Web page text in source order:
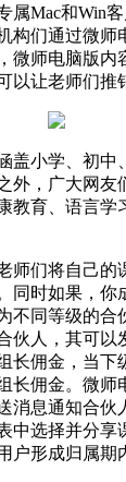
属Mac和Win
构们通过微师
微师电脑版内
以让老师们推
盖小学、初中
外，广大网友
教育、语言学
师们将自己的
同时如果，你
不同等级的合
伙人，其可以
长佣金，当下
长佣金。微师
消息通知合伙
中选择并分享
户形成归属期